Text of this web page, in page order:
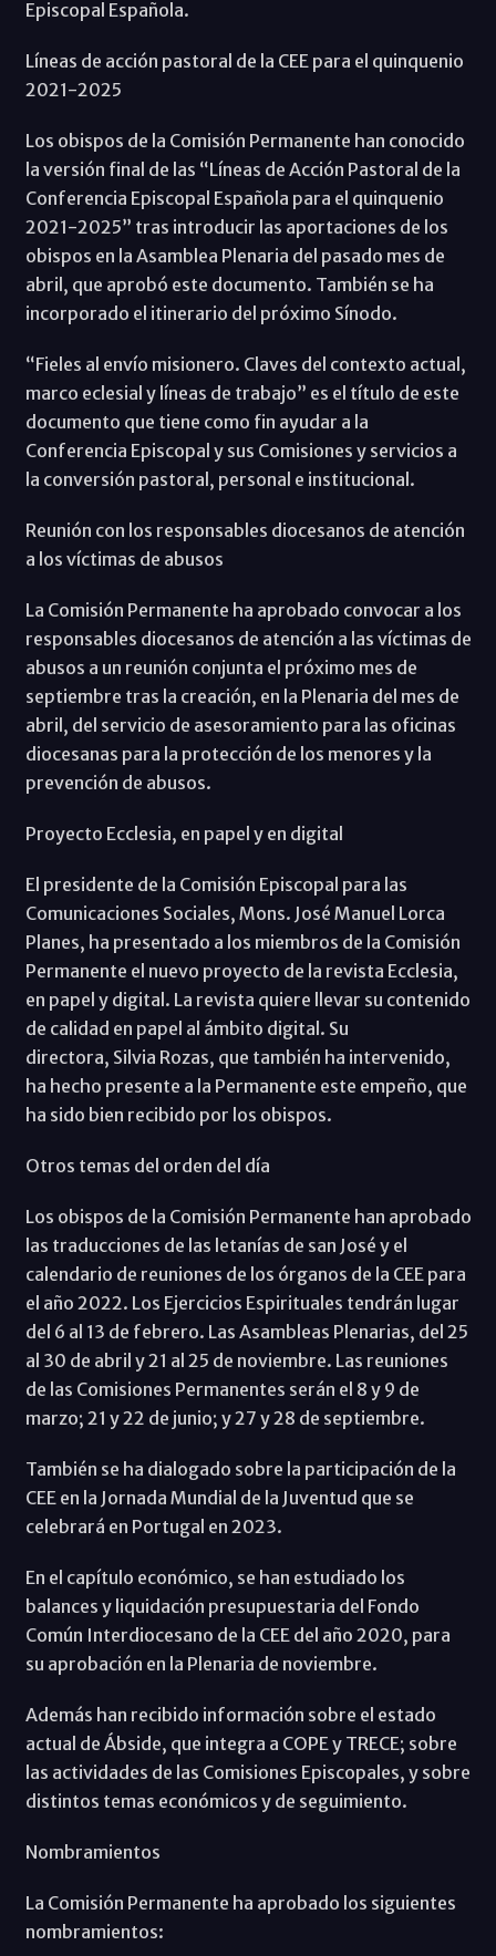
Episcopal Española.
Líneas de acción pastoral de la CEE para el quinquenio
2021-2025
Los obispos de la Comisión Permanente han conocido
la versión final de las “Líneas de Acción Pastoral de la
Conferencia Episcopal Española para el quinquenio
2021-2025” tras introducir las aportaciones de los
obispos en la Asamblea Plenaria del pasado mes de
abril, que aprobó este documento. También se ha
incorporado el itinerario del próximo Sínodo.
“Fieles al envío misionero. Claves del contexto actual,
marco eclesial y líneas de trabajo” es el título de este
documento que tiene como fin ayudar a la
Conferencia Episcopal y sus Comisiones y servicios a
la conversión pastoral, personal e institucional.
Reunión con los responsables diocesanos de atención
a los víctimas de abusos
La Comisión Permanente ha aprobado convocar a los
responsables diocesanos de atención a las víctimas de
abusos a un reunión conjunta el próximo mes de
septiembre tras la creación, en la Plenaria del mes de
abril, del servicio de asesoramiento para las oficinas
diocesanas para la protección de los menores y la
prevención de abusos.
Proyecto Ecclesia, en papel y en digital
El presidente de la Comisión Episcopal para las
Comunicaciones Sociales, Mons. José Manuel Lorca
Planes, ha presentado a los miembros de la Comisión
Permanente el nuevo proyecto de la revista Ecclesia,
en papel y digital. La revista quiere llevar su contenido
de calidad en papel al ámbito digital. Su
directora, Silvia Rozas, que también ha intervenido,
ha hecho presente a la Permanente este empeño, que
ha sido bien recibido por los obispos.
Otros temas del orden del día
Los obispos de la Comisión Permanente han aprobado
las traducciones de las letanías de san José y el
calendario de reuniones de los órganos de la CEE para
el año 2022. Los Ejercicios Espirituales tendrán lugar
del 6 al 13 de febrero. Las Asambleas Plenarias, del 25
al 30 de abril y 21 al 25 de noviembre. Las reuniones
de las Comisiones Permanentes serán el 8 y 9 de
marzo; 21 y 22 de junio; y 27 y 28 de septiembre.
También se ha dialogado sobre la participación de la
CEE en la Jornada Mundial de la Juventud que se
celebrará en Portugal en 2023.
En el capítulo económico, se han estudiado los
balances y liquidación presupuestaria del Fondo
Común Interdiocesano de la CEE del año 2020, para
su aprobación en la Plenaria de noviembre.
Además han recibido información sobre el estado
actual de Ábside, que integra a COPE y TRECE; sobre
las actividades de las Comisiones Episcopales, y sobre
distintos temas económicos y de seguimiento.
Nombramientos
La Comisión Permanente ha aprobado los siguientes
nombramientos: